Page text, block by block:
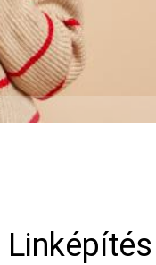
Linképítés